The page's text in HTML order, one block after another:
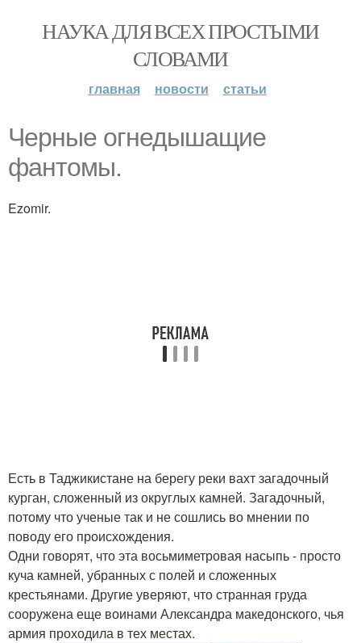
НАУКА ДЛЯ ВСЕХ ПРОСТЫМИ
СЛОВАМИ
главная новости статьи
Черные огнедышащие
фантомы.
Ezomir.
Есть в Таджикистане на берегу реки вахт загадочный
курган, сложенный из округлых камней. Загадочный,
потому что ученые так и не сошлись во мнении по
поводу его происхождения.
Одни говорят, что эта восьмиметровая насыпь - просто
куча камней, убранных с полей и сложенных
крестьянами. Другие уверяют, что странная груда
сооружена еще воинами Александра македонского, чья
армия проходила в тех местах.